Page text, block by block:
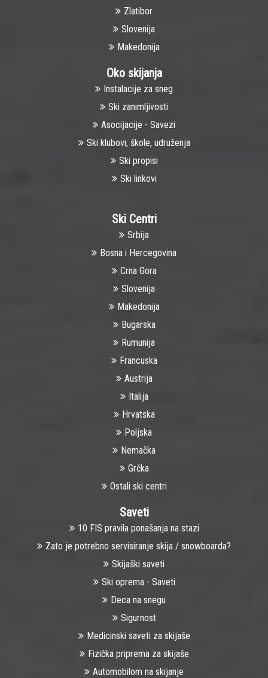
Zlatibor
Slovenija
Makedonija
Oko skijanja
Instalacije za sneg
Ski zanimljivosti
Asocijacije - Savezi
Ski klubovi, škole, udruženja
Ski propisi
Ski linkovi
Ski Centri
Srbija
Bosna i Hercegovina
Crna Gora
Slovenija
Makedonija
Bugarska
Rumunija
Francuska
Austrija
Italija
Hrvatska
Poljska
Nemačka
Grčka
Ostali ski centri
Saveti
10 FIS pravila ponašanja na stazi
Zato je potrebno servisiranje skija / snowboarda?
Skijaški saveti
Ski oprema - Saveti
Deca na snegu
Sigurnost
Medicinski saveti za skijaše
Fizička priprema za skijaše
Automobilom na skijanje